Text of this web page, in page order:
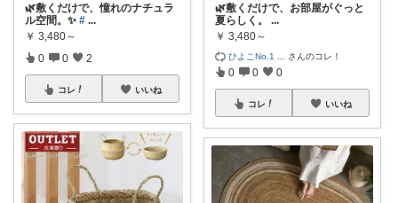
🌿敷くだけで、憧れのナチュラ
ル空間。✨ # ...
￥ 3,480～
0 0 2
コレ いいね
🌿敷くだけで、お部屋がぐっと
夏らしく。 ...
￥ 3,480～
ひよこNo.1 さんのコレ！
0 0 0
コレ いいね